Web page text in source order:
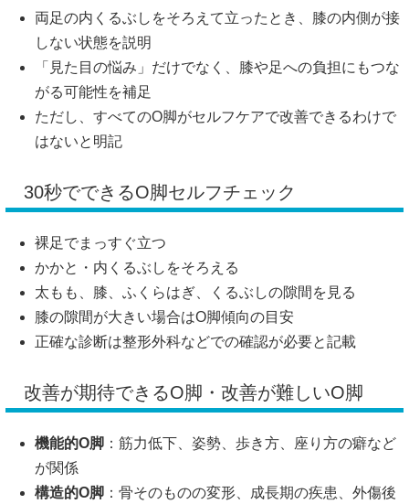
両足の内くるぶしをそろえて立ったとき、膝の内側が接
しない状態を説明
「見た目の悩み」だけでなく、膝や足への負担にもつな
がる可能性を補足
ただし、すべてのO脚がセルフケアで改善できるわけで
はないと明記
30秒でできるO脚セルフチェック
裸足でまっすぐ立つ
かかと・内くるぶしをそろえる
太もも、膝、ふくらはぎ、くるぶしの隙間を見る
膝の隙間が大きい場合はO脚傾向の目安
正確な診断は整形外科などでの確認が必要と記載
改善が期待できるO脚・改善が難しいO脚
機能的O脚 ：筋力低下、姿勢、歩き方、座り方の癖など
が関係
構造的O脚 ：骨そのものの変形、成長期の疾患、外傷後